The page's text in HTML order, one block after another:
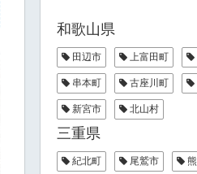
和歌山県
田辺市 上富田町
串本町 古座川町
新宮市 北山村
三重県
紀北町 尾鷲市